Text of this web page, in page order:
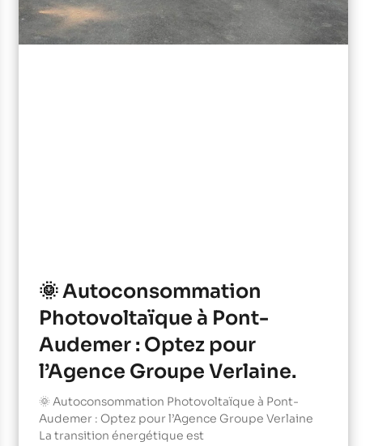
🌞 Autoconsommation
Photovoltaïque à Pont-
Audemer : Optez pour
l’Agence Groupe Verlaine.
🌞 Autoconsommation Photovoltaïque à Pont-
Audemer : Optez pour l’Agence Groupe Verlaine
La transition énergétique est